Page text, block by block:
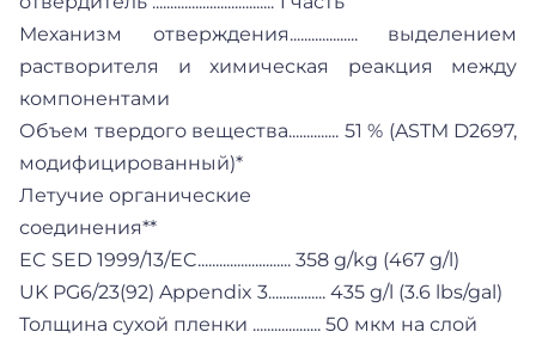
Механизм отверждения................... выделением
растворителя и химическая реакция между
компонентами
Объем твердого вещества.............. 51 % (ASTM D2697,
модифицированный)*
Летучие органические
соединения**
EC SED 1999/13/EC.......................... 358 g/kg (467 g/l)
UK PG6/23(92) Appendix 3................ 435 g/l (3.6 lbs/gal)
Толщина сухой пленки ................... 50 мкм на слой